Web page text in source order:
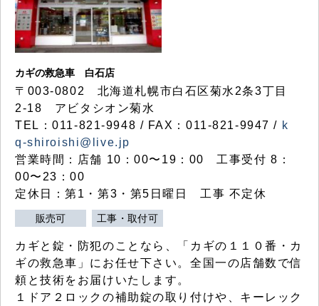
カギの救急車 白石店
〒003-0802 北海道札幌市白石区菊水2条3丁目
2-18 アビタシオン菊水
TEL：011-821-9948 / FAX：011-821-9947 / k
q-shiroishi@live.jp
営業時間：店舗 10：00〜19：00 工事受付 8：
00〜23：00
定休日：第1・第3・第5日曜日 工事 不定休
販売可 工事・取付可
カギと錠・防犯のことなら、「カギの１１０番・カ
ギの救急車」にお任せ下さい。全国一の店舗数で信
頼と技術をお届けいたします。
１ドア２ロックの補助錠の取り付けや、キーレック